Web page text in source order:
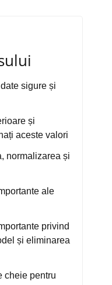
sigure și
și
aceste valori
normalizarea și
ale
privind
și eliminarea
cheie pentru